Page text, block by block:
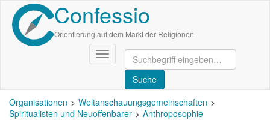
Direkt
zum
Inhalt
Confessio
Orientierung auf dem Markt der Religionen
Navigation
aktivieren/deaktivieren
Organisationen
Weltanschauungsgemeinschaften
Spiritualisten und Neuoffenbarer
Anthroposophie